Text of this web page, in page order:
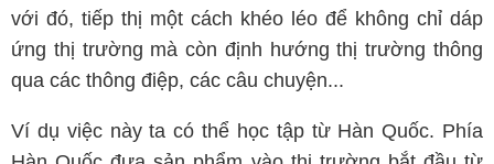
với đó, tiếp thị một cách khéo léo để không chỉ dáp
ứng thị trường mà còn định hướng thị trường thông
qua các thông điệp, các câu chuyện...
Ví dụ việc này ta có thể học tập từ Hàn Quốc. Phía